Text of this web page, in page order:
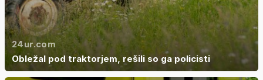
24ur.com
Obležal pod traktorjem, rešili so ga policisti